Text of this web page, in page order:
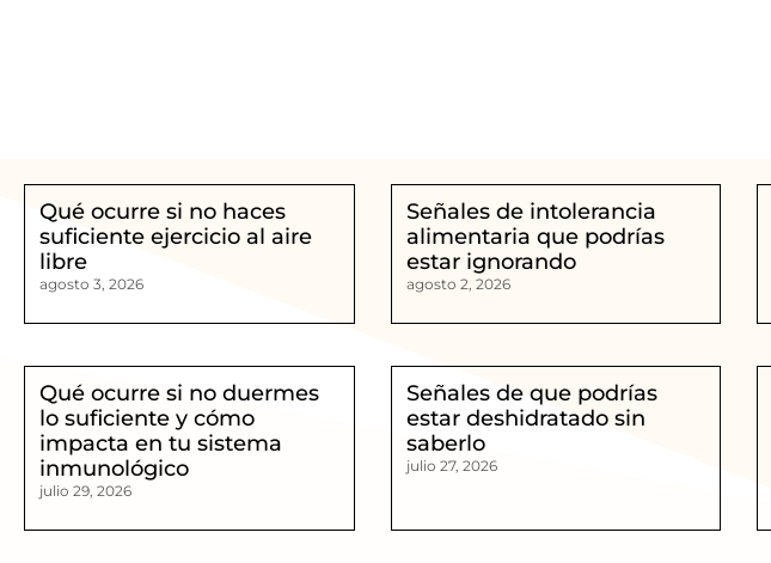
Qué ocurre si no haces
suficiente ejercicio al aire
libre
agosto 3, 2026
Señales de intolerancia
alimentaria que podrías
estar ignorando
agosto 2, 2026
Qué ocurre si no duermes
lo suficiente y cómo
impacta en tu sistema
inmunológico
julio 29, 2026
Señales de que podrías
estar deshidratado sin
saberlo
julio 27, 2026